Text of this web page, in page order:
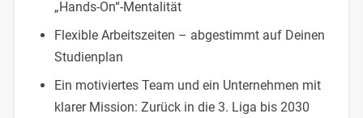
„Hands-On“-Mentalität
Flexible Arbeitszeiten – abgestimmt auf Deinen
Studienplan
Ein motiviertes Team und ein Unternehmen mit
klarer Mission: Zurück in die 3. Liga bis 2030